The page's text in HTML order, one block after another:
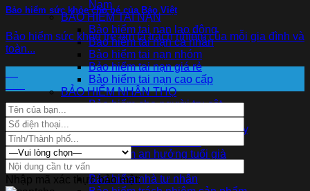
Nam
BẢO HIỂM TAI NẠN
Bảo hiểm tai nạn lao động
Bảo hiểm tai nạn cá nhân
Bảo hiểm tai nạn nhóm
Bảo hiểm tai nạn giá rẻ
Bảo hiểm tai nạn cao cấp
BẢO HIỂM NHÂN THỌ
Bảo hiểm cho người trụ cột
Bảo hiểm tích lũy cho con
Bảo hiểm tối ưu Ung thư đột quỵ
Bảo hiểm an hưởng tuổi già
BẢO HIỂM KHÁC
Bảo hiểm nhà tư nhân
Bảo hiểm sức khỏe cho bé của Bảo Việt
Bảo hiểm sức khỏe trẻ em là trách nhiệm của mỗi gia đình và
toàn...
Nhập mã xác thực bảo mật: